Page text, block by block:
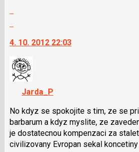
další
názor.
K
navigaci
lze
použít
i
klávesy
N
4. 10. 2012 22:03
Jarda_P
No kdyz se spokojite s tim, ze se
barbarum a kdyz myslite, ze
je dostatecnou kompenzaci za
civilizovany Evropan sekal